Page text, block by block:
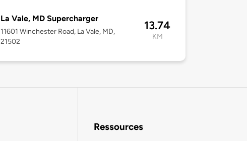
La Vale, MD Supercharger
11601 Winchester Road, La Vale, MD,
21502
13.74
KM
Ressources